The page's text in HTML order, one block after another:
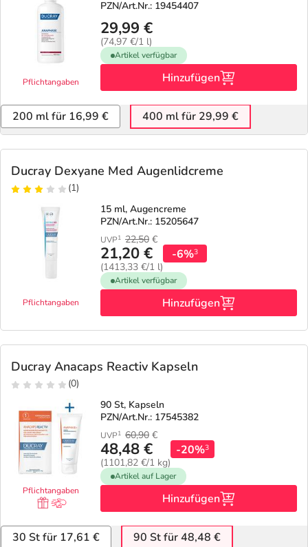
Pflichtangaben
PZN/Art.Nr.: 19454407
29,99 €
(74,97 €/1 l)
Artikel verfügbar
Hinzufügen
200 ml für 16,99 € 400 ml für 29,99 €
Ducray Dexyane Med Augenlidcreme
(1)
Pflichtangaben
15 ml, Augencreme
PZN/Art.Nr.: 15205647
UVP1 22,50 €
21,20 €
(1413,33 €/1 l)
-6%3
Artikel verfügbar
Hinzufügen
Ducray Anacaps Reactiv Kapseln
(0)
Pflichtangaben
90 St, Kapseln
PZN/Art.Nr.: 17545382
UVP1 60,90 €
48,48 €
(1101,82 €/1 kg)
-20%3
Artikel auf Lager
Hinzufügen
30 St für 17,61 € 90 St für 48,48 €